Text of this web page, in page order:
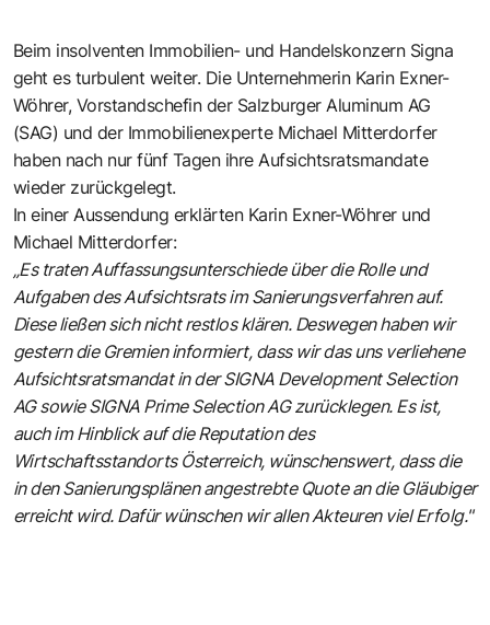
Beim insolventen Immobilien- und Handelskonzern Signa
geht es turbulent weiter. Die Unternehmerin Karin Exner-
Wöhrer, Vorstandschefin der Salzburger Aluminum AG
(SAG) und der Immobilienexperte Michael Mitterdorfer
haben nach nur fünf Tagen ihre Aufsichtsratsmandate
wieder zurückgelegt.
In einer Aussendung erklärten Karin Exner-Wöhrer und
Michael Mitterdorfer:
„Es traten Auffassungsunterschiede über die Rolle und
Aufgaben des Aufsichtsrats im Sanierungsverfahren auf.
Diese ließen sich nicht restlos klären. Deswegen haben wir
gestern die Gremien informiert, dass wir das uns verliehene
Aufsichtsratsmandat in der SIGNA Development Selection
AG sowie SIGNA Prime Selection AG zurücklegen. Es ist,
auch im Hinblick auf die Reputation des
Wirtschaftsstandorts Österreich, wünschenswert, dass die
in den Sanierungsplänen angestrebte Quote an die Gläubiger
erreicht wird. Dafür wünschen wir allen Akteuren viel Erfolg."